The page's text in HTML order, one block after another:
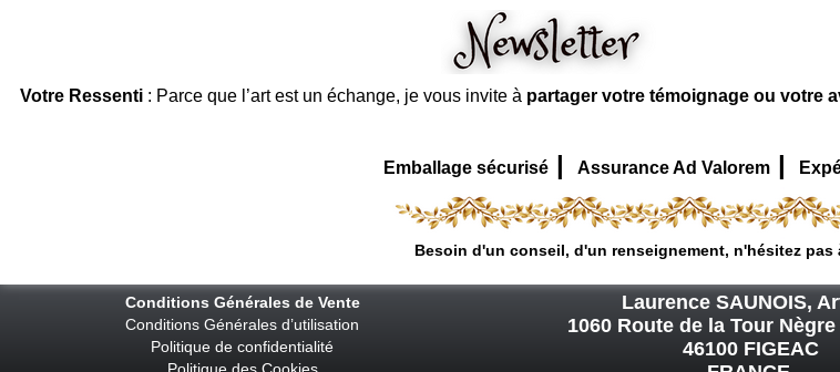
Votre Ressenti: Parce que l’art est un échange, je vous invite à partager votre témoignage ou votre
Emballage sécurisé | Assurance Ad Valorem |
Besoin d'un conseil, d'un renseignement, n'hésitez pas
Conditions Générales de Vente
Conditions Générales d’utilisation
Politique de confidentialité
Laurence SAUNOIS,
1060 Route de la Tour
46100 FIGEAC